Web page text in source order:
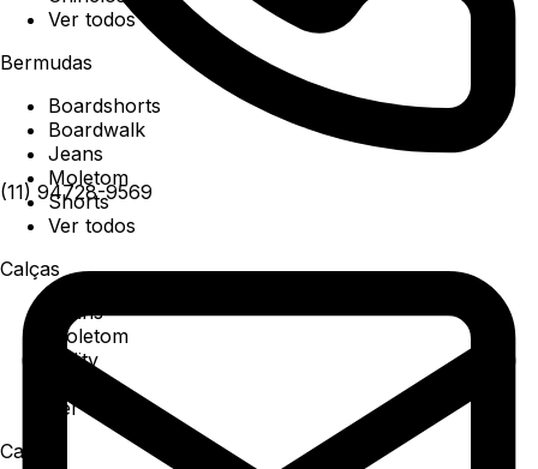
(11) 94728-9569
Ver todos
Bermudas
Boardshorts
Boardwalk
Jeans
Moletom
Shorts
Ver todos
Calças
Jeans
Moletom
Utility
Ver todos
Camisa